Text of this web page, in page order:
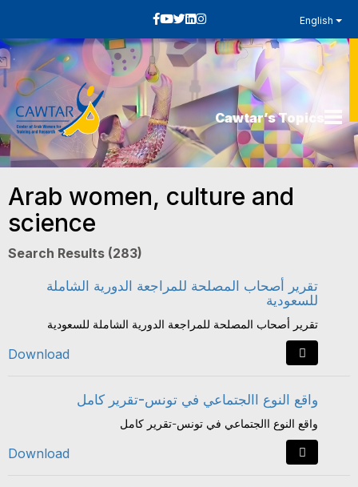
English
Cawtar’s Topics
Arab women, culture and
science
Search Results (283)
تقرير أصحاب المصلحة للمراجعة الدورية الشاملة
للسعودية
تقرير أصحاب المصلحة للمراجعة الدورية الشاملة للسعودية
Download
واقع النوع االجتماعي في تونس-تقرير كامل
واقع النوع االجتماعي في تونس-تقرير كامل
Download